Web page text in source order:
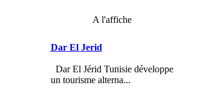
A l'affiche
Dar El Jerid
Dar El Jérid Tunisie développe
un tourisme alterna...